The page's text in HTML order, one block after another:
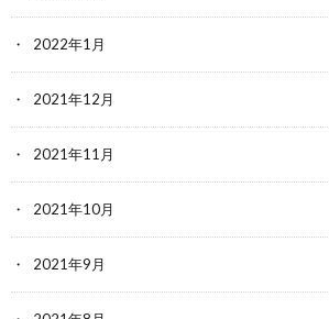
2022年1月
2021年12月
2021年11月
2021年10月
2021年9月